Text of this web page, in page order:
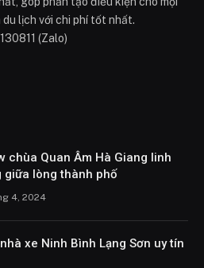
lịch với chi phí tốt nhất.
(Zalo)
chùa Quan Âm Hà Giang linh
giữa lòng thành phố
4, 2024
xe Ninh Bình Lạng Sơn uy tín